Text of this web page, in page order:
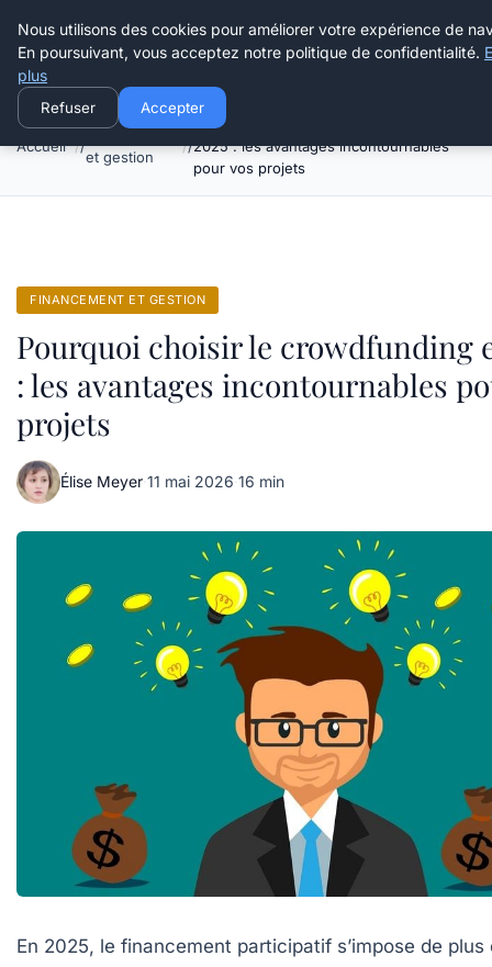
Henry Panky
Accueil
et gestion
Pourquoi choisir le crowdfunding en
2025 : les avantages incontournables
pour vos projets
FINANCEMENT ET GESTION
Pourquoi choisir le crowdfunding
: les avantages incontournables
projets
Élise Meyer·11 mai 2026·16 min
En 2025, le financement participatif s’impose de plus
Nous utilisons des cookies pour améliorer votre expérience de
En poursuivant, vous acceptez notre politique de confidentialité.
plus
Refuser Accepter